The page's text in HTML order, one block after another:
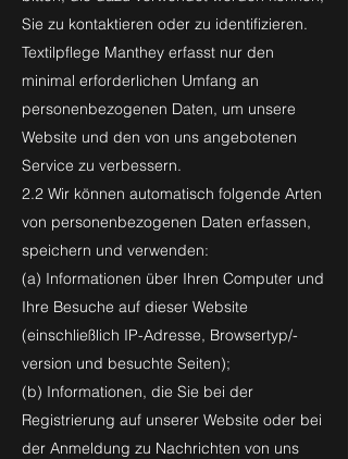
Sie zu kontaktieren oder zu identifizieren.
Textilpflege Manthey erfasst nur den
minimal erforderlichen Umfang an
personenbezogenen Daten, um unsere
Website und den von uns angebotenen
Service zu verbessern.
2.2 Wir können automatisch folgende Arten
von personenbezogenen Daten erfassen,
speichern und verwenden:
(a) Informationen über Ihren Computer und
Ihre Besuche auf dieser Website
(einschließlich IP-Adresse, Browsertyp/-
version und besuchte Seiten);
(b) Informationen, die Sie bei der
Registrierung auf unserer Website oder bei
der Anmeldung zu Nachrichten von uns